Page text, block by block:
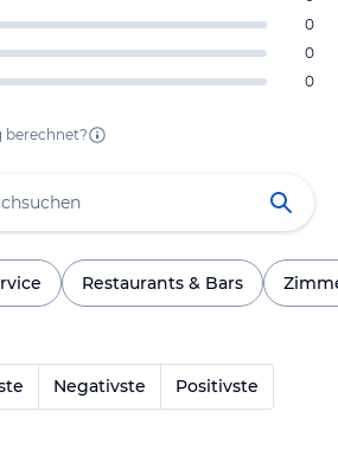
0
0
0
berechnet?
Restaurants & Bars
Negativste Positivste